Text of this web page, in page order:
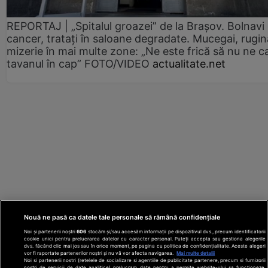
REPORTAJ | „Spitalul groazei” de la Brașov. Bolnavi
cancer, tratați în saloane degradate. Mucegai,
mizerie în mai multe zone: „Ne este frică să nu ne
tavanul în cap” FOTO/VIDEO actualitate.net
Nouă ne pasă ca datele tale personale să rămână confidențiale
Noi și partenerii noștri606 stocăm și/sau accesăm informații pe dispozitivul dvs., precum identificatorii
cookie unici pentru prelucrarea datelor cu caracter personal. Puteți accepta sau gestiona alegerile
dvs. făcând clic mai jos sau în orice moment, pe pagina cu politica de confidențialitate. Aceste alegeri
vor fi raportate partenerilor noștri și nu vă vor afecta navigarea.
Mai multe detalii
Noi si partenerii nostri (retelele de socializare si agentiile de publicitate partenere, precum si furnizorii